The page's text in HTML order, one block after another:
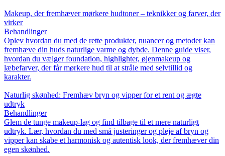
Makeup, der fremhæver mørkere hudtoner – teknikker og farver, der
virker
Behandlinger
Oplev hvordan du med de rette produkter, nuancer og metoder kan
fremhæve din huds naturlige varme og dybde. Denne guide viser,
hvordan du vælger foundation, highlighter, øjenmakeup og
læbefarver, der får mørkere hud til at stråle med selvtillid og
karakter.
Naturlig skønhed: Fremhæv bryn og vipper for et rent og ægte
udtryk
Behandlinger
Glem de tunge makeup-lag og find tilbage til et mere naturligt
udtryk. Lær, hvordan du med små justeringer og pleje af bryn og
vipper kan skabe et harmonisk og autentisk look, der fremhæver din
egen skønhed.